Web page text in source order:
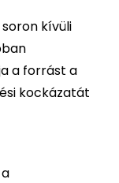
kívüli
a forrást a
kockázatát